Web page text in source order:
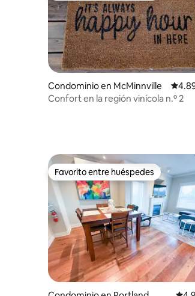
Condominio en McMinnville
Confort en la región vinícola n.º 2
Favorito entre huéspedes
Favorito entre huéspedes